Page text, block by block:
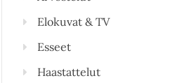
Elokuvat & TV
Esseet
Haastattelut